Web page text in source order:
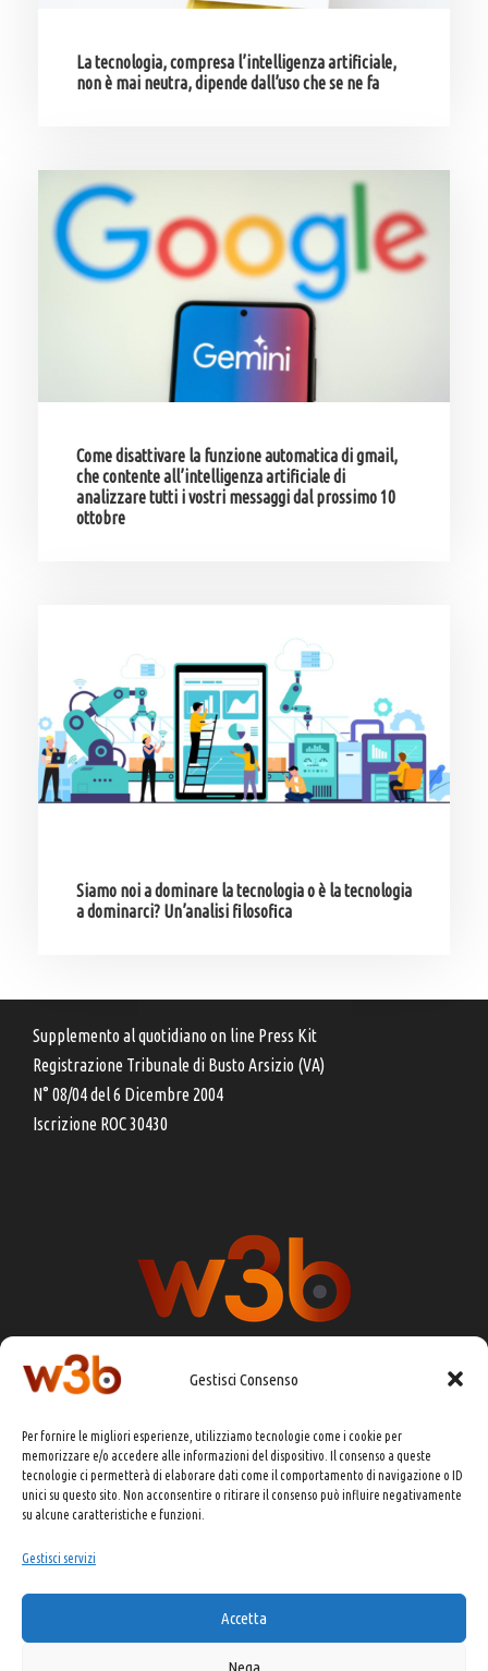
Gestisci Consenso
Per fornire le migliori esperienze, utilizziamo tecnologie come i cookie per
memorizzare e/o accedere alle informazioni del dispositivo. Il consenso a queste
tecnologie ci permetterà di elaborare dati come il comportamento di navigazione o ID
unici su questo sito. Non acconsentire o ritirare il consenso può influire negativamente
su alcune caratteristiche e funzioni.
Gestisci servizi
Accetta
Nega
La tecnologia, compresa l’intelligenza artificiale,
non è mai neutra, dipende dall’uso che se ne fa
Come disattivare la funzione automatica di gmail,
che contente all’intelligenza artificiale di
analizzare tutti i vostri messaggi dal prossimo 10
ottobre
Siamo noi a dominare la tecnologia o è la tecnologia
a dominarci? Un’analisi filosofica
Supplemento al quotidiano on line Press Kit
Registrazione Tribunale di Busto Arsizio (VA)
N° 08/04 del 6 Dicembre 2004
Iscrizione ROC 30430
DIRETTORE RESPONSABILE:
CHIARA PORTA
REDAZIONE & GRAFICA:EOIPSO.IT
EDITORE:EOIPSO.IT
CONTATTI:redazione@presskit.it
COPYRIGHT 2025 EO IPSO SRL
PRIVACY POLICY&COOKIE POLICY